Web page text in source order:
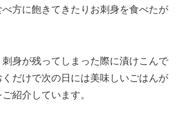
方に飽きてきたりお刺身を食べたが
身が残ってしまった際に漬けこんで
だけで次の日には美味しいごはんが
紹介しています。